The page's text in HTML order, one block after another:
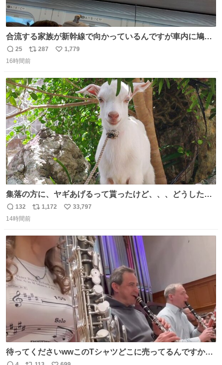
合流する家族が新幹線で向かっているんですが車内に鳩が
乗車してしまったようで 捕獲の為那須塩原で10分停止した
ようで🤣無事降車👏しかし乗り継ぎが間に合わなくなって
返
信
25
リ
ポ
ト
数
287
い
数
1,779
16時間前
集落の方に、ヤギあげるって貰ったけど、、、どうしたら
ええんかわからん。 とりあえず軒先に繋いでるけど人慣れ
してないから、スマホの通知音でビクッてなってはる。
返
信
132
リ
ト
数
1,172
い
数
33,797
14時間前
待ってくださいwwこのTシャツどこに売ってるんですか